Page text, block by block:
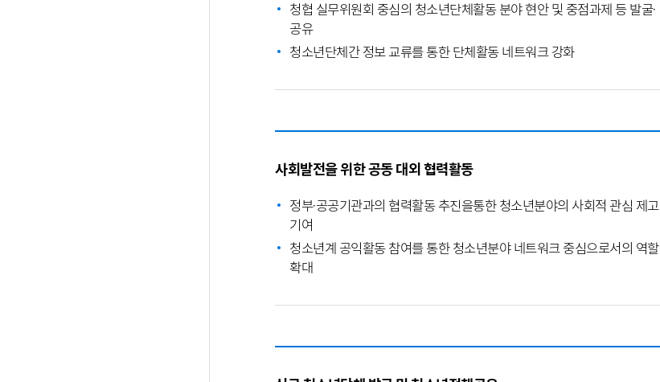
청협 실무위원회 중심의 청소년단체활동 분야 현안 및 중점과제 등 발굴·
공유
청소년단체간 정보 교류를 통한 단체활동 네트워크 강화
사회발전을 위한 공동 대외 협력활동
정부·공공기관과의 협력활동 추진을통한 청소년분야의 사회적 관심 제고
기여
청소년계 공익활동 참여를 통한 청소년분야 네트워크 중심으로서의 역할
확대